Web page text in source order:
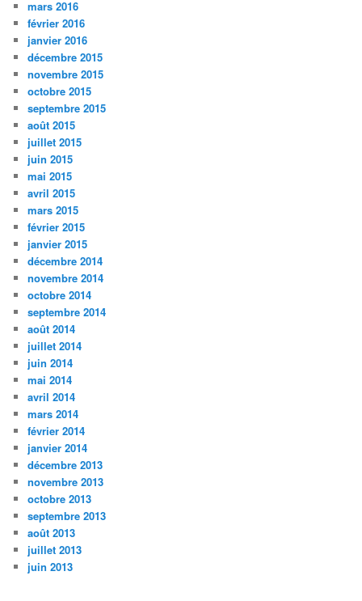
mars 2016
février 2016
janvier 2016
décembre 2015
novembre 2015
octobre 2015
septembre 2015
août 2015
juillet 2015
juin 2015
mai 2015
avril 2015
mars 2015
février 2015
janvier 2015
décembre 2014
novembre 2014
octobre 2014
septembre 2014
août 2014
juillet 2014
juin 2014
mai 2014
avril 2014
mars 2014
février 2014
janvier 2014
décembre 2013
novembre 2013
octobre 2013
septembre 2013
août 2013
juillet 2013
juin 2013